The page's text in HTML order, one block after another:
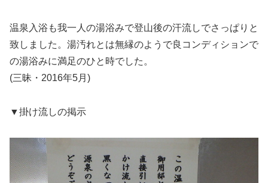
温泉入浴も我一人の湯浴みで登山後の汗流しでさっぱりと
致しました。湯汚れとは無縁のようで良コンディションで
の湯浴みに満足のひと時でした。
(三昧・2016年5月)
▼掛け流しの掲示